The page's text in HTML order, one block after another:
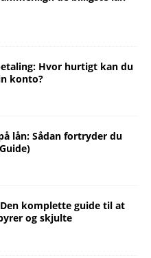
Hvor hurtigt kan du
konto?
lån: Sådan fortryder du
komplette guide til at
og skjulte